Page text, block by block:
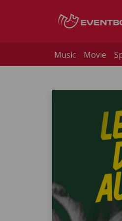
Music Movie